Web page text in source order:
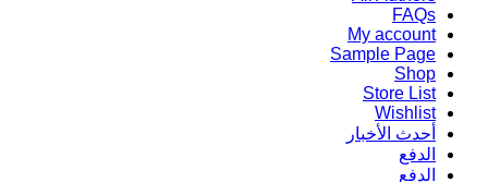
FAQs
My account
Sample Page
Shop
Store List
Wishlist
أحدث الأخبار
الدفع
الدفع